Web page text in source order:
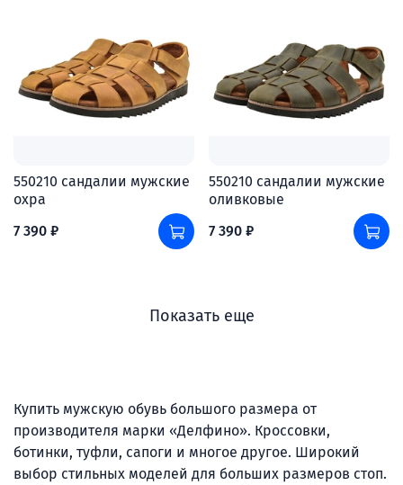
550210 сандалии мужские
охра
7 390 ₽
550210 сандалии мужские
оливковые
7 390 ₽
Показать еще
Купить мужскую обувь большого размера от
производителя марки «Делфино». Кроссовки,
ботинки, туфли, сапоги и многое другое. Широкий
выбор стильных моделей для больших размеров стоп.